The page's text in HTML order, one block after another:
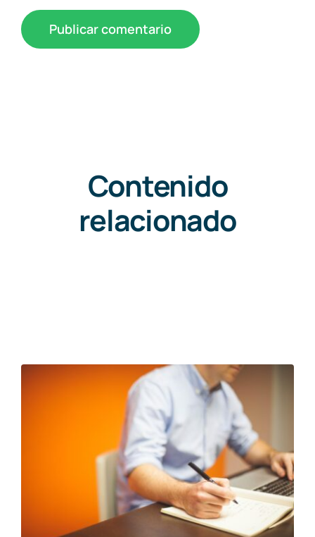
Contenido
relacionado